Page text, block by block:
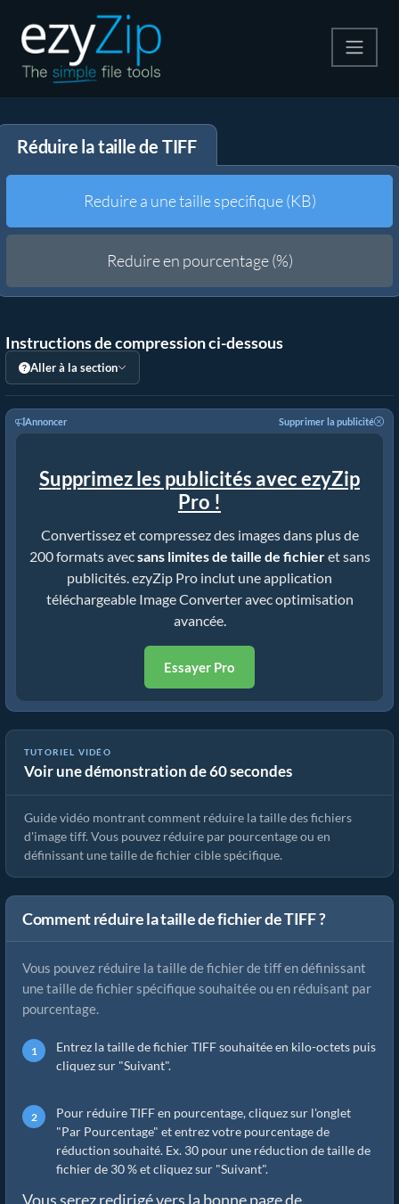
Décompresser
Autres outils
Réduire la taille de TIFF
Reduire a une taille specifique (KB)
Reduire en pourcentage (%)
Instructions de compression ci-dessous
Aller à la section
Annoncer Supprimer la publicité
Supprimez les publicités avec ezyZip
Pro !
Convertissez et compressez des images dans plus de
200 formats avecsans limites de taille de fichieret sans
publicités. ezyZip Pro inclut une application
téléchargeable Image Converter avec optimisation
avancée.
Essayer Pro
TUTORIEL VIDÉO
Voir une démonstration de 60 secondes
Guide de Compression d'Image | R&#233;duire la Taille des Fichiers
tiff
Guide vidéo montrant comment réduire la taille des fichiers
d'image tiff. Vous pouvez réduire par pourcentage ou en
définissant une taille de fichier cible spécifique.
Comment réduire la taille de fichier de TIFF ?
Vous pouvez réduire la taille de fichier de tiff en définissant
une taille de fichier spécifique souhaitée ou en réduisant par
pourcentage.
Entrez la taille de fichier TIFF souhaitée en kilo-octets puis
cliquez sur "Suivant".
Pour réduire TIFF en pourcentage, cliquez sur l'onglet
"Par Pourcentage" et entrez votre pourcentage de
réduction souhaité. Ex. 30 pour une réduction de taille de
fichier de 30 % et cliquez sur "Suivant".
Vous serez redirigé vers la bonne page de